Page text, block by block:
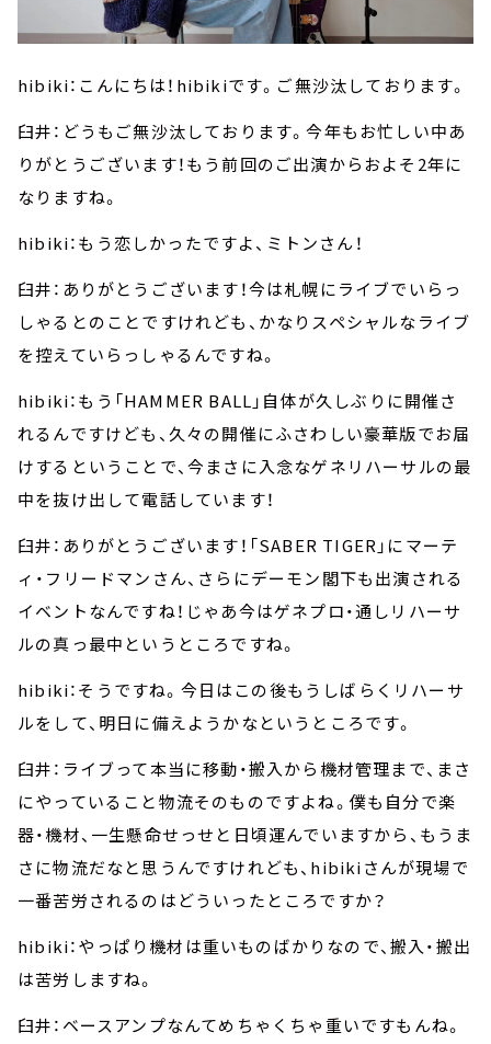
hibiki：こんにちは！hibikiです。ご無沙汰しております。
臼井：どうもご無沙汰しております。今年もお忙しい中あ
りがとうございます！もう前回のご出演からおよそ2年に
なりますね。
hibiki：もう恋しかったですよ、ミトンさん！
臼井：ありがとうございます！今は札幌にライブでいらっ
しゃるとのことですけれども、かなりスペシャルなライブ
を控えていらっしゃるんですね。
hibiki：もう「HAMMER BALL」自体が久しぶりに開催さ
れるんですけども、久々の開催にふさわしい豪華版でお届
けするということで、今まさに入念なゲネリハーサルの最
中を抜け出して電話しています！
臼井：ありがとうございます！「SABER TIGER」にマーテ
ィ・フリードマンさん、さらにデーモン閣下も出演される
イベントなんですね！じゃあ今はゲネプロ・通しリハーサ
ルの真っ最中というところですね。
hibiki：そうですね。今日はこの後もうしばらくリハーサ
ルをして、明日に備えようかなというところです。
臼井：ライブって本当に移動・搬入から機材管理まで、まさ
にやっていること物流そのものですよね。僕も自分で楽
器・機材、一生懸命せっせと日頃運んでいますから、もうま
さに物流だなと思うんですけれども、hibikiさんが現場で
一番苦労されるのはどういったところですか？
hibiki：やっぱり機材は重いものばかりなので、搬入・搬出
は苦労しますね。
臼井：ベースアンプなんてめちゃくちゃ重いですもんね。